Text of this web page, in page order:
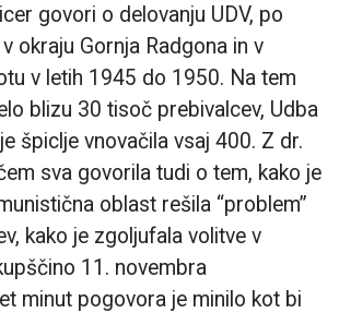
govori o delovanju UDV, po
okraju Gornja Radgona in v
v letih 1945 do 1950. Na tem
blizu 30 tisoč prebivalcev, Udba
špiclje vnovačila vsaj 400. Z dr.
sva govorila tudi o tem, kako je
oblast rešila “problem”
kako je zgoljufala volitve v
11. novembra
minut pogovora je minilo kot bi